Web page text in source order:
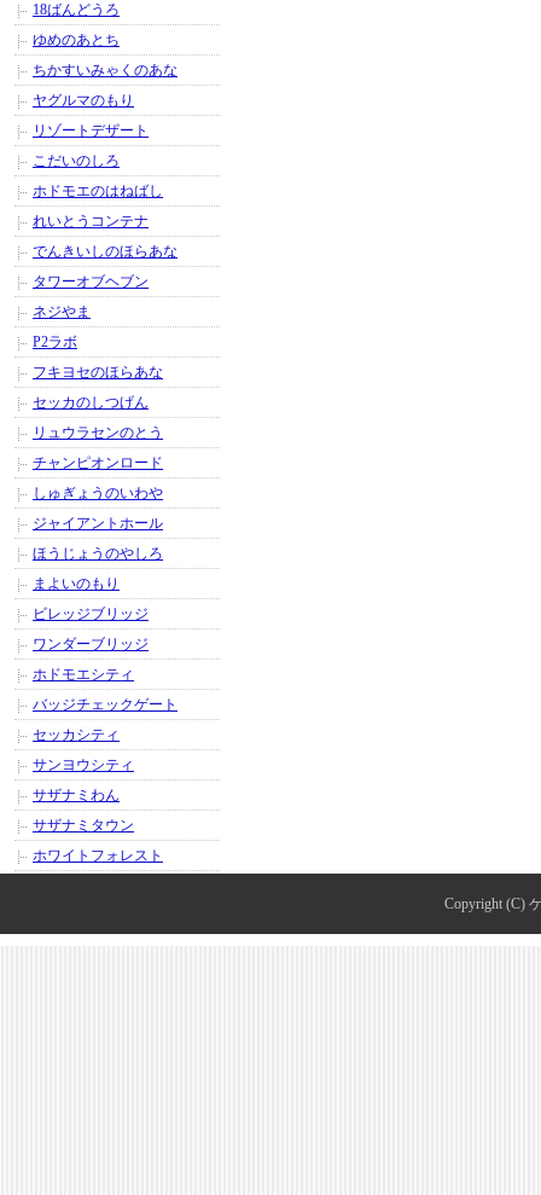
18ばんどうろ
ゆめのあとち
ちかすいみゃくのあな
ヤグルマのもり
リゾートデザート
こだいのしろ
ホドモエのはねばし
れいとうコンテナ
でんきいしのほらあな
タワーオブヘブン
ネジやま
P2ラボ
フキヨセのほらあな
セッカのしつげん
リュウラセンのとう
チャンピオンロード
しゅぎょうのいわや
ジャイアントホール
ほうじょうのやしろ
まよいのもり
ビレッジブリッジ
ワンダーブリッジ
ホドモエシティ
バッジチェックゲート
セッカシティ
サンヨウシティ
サザナミわん
サザナミタウン
ホワイトフォレスト
Copyright (C)